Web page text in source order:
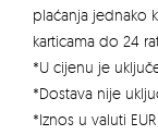
plaćanja jednako
karticama do 24
*U cijenu je
*Dostava nije
*Iznos u valuti